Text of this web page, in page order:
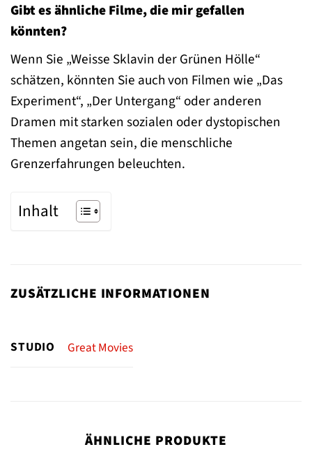
Gibt es ähnliche Filme, die mir gefallen
könnten?
Wenn Sie „Weisse Sklavin der Grünen Hölle“
schätzen, könnten Sie auch von Filmen wie „Das
Experiment“, „Der Untergang“ oder anderen
Dramen mit starken sozialen oder dystopischen
Themen angetan sein, die menschliche
Grenzerfahrungen beleuchten.
Inhalt
ZUSÄTZLICHE INFORMATIONEN
STUDIO Great Movies
ÄHNLICHE PRODUKTE